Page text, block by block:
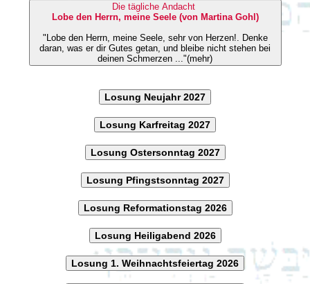
Die tägliche Andacht
Lobe den Herrn, meine Seele (von Martina Gohl)
"Lobe den Herrn, meine Seele, sehr von Herzen!. Denke
daran, was er dir Gutes getan, und bleibe nicht stehen bei
deinen Schmerzen ..."(mehr)
Losung Neujahr 2027
Losung Karfreitag 2027
Losung Ostersonntag 2027
Losung Pfingstsonntag 2027
Losung Reformationstag 2026
Losung Heiligabend 2026
Losung 1. Weihnachtsfeiertag 2026